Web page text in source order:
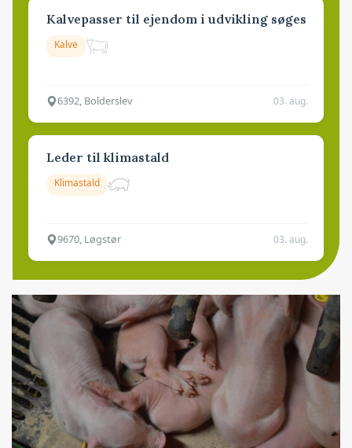
Kalvepasser til ejendom i udvikling søges
Kalve
6392, Bolderslev 03. aug.
Leder til klimastald
Klimastald
9670, Løgstør 03. aug.